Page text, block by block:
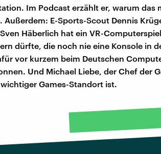
Im Podcast erzählt er, warum das
Außerdem: E-Sports-Scout Dennis
Häberlich hat ein VR-
dürfte, die noch nie eine Konsole in
vor kurzem beim Deutschen
Und Michael Liebe, der Chef der
Games-Standort ist.